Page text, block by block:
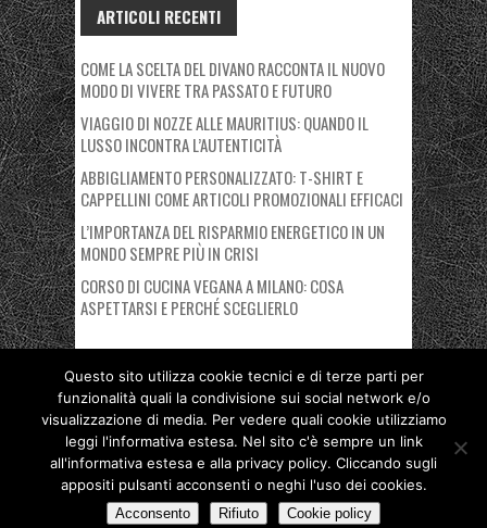
ARTICOLI RECENTI
COME LA SCELTA DEL DIVANO RACCONTA IL NUOVO
MODO DI VIVERE TRA PASSATO E FUTURO
VIAGGIO DI NOZZE ALLE MAURITIUS: QUANDO IL
LUSSO INCONTRA L’AUTENTICITÀ
ABBIGLIAMENTO PERSONALIZZATO: T-SHIRT E
CAPPELLINI COME ARTICOLI PROMOZIONALI EFFICACI
L’IMPORTANZA DEL RISPARMIO ENERGETICO IN UN
MONDO SEMPRE PIÙ IN CRISI
CORSO DI CUCINA VEGANA A MILANO: COSA
ASPETTARSI E PERCHÉ SCEGLIERLO
Copyright © 2026 Nuovo Polo Fiera Milano. Proudly powered by
Deegita.
Privacy Policy Cookie Policy
Questo sito utilizza cookie tecnici e di terze parti per
funzionalità quali la condivisione sui social network e/o
visualizzazione di media. Per vedere quali cookie utilizziamo
leggi l'informativa estesa. Nel sito c'è sempre un link
all'informativa estesa e alla privacy policy. Cliccando sugli
appositi pulsanti acconsenti o neghi l'uso dei cookies.
Acconsento Rifiuto Cookie policy